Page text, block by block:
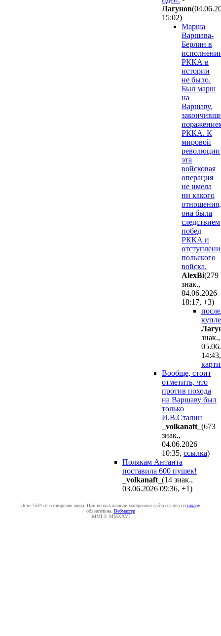
Лaгyнoв
15:02)
Марша
Варшава-
Берлин в
РККА в
истории
не было.
Был марш
на
Варшаву,
РККА. К
мировой
революции
эта
войсковая
операция
не имела
ни какого
отношения,
она была
следствием
побед
РККА и
польского
войска.
AlexBi(279
знак.,
04.06.2026
18:17, +3)
знак.,
14:43,
Вообще, стоит
отметить, что
против похода
на Варшаву был
только
И.В.Сталин
_volkanaft_ (673
знак.,
04.06.2026
10:35, ссылка)
Полякам Антанта
поставила 600 пушек!
_volkanaft_ (14 знак.,
03.06.2026 09:36, +1)
Лето 7534 от сотворения мира. При использовании материалов сайта ссылка на caxapу
обязательна. Вебмастер
MMI © MMXXVI